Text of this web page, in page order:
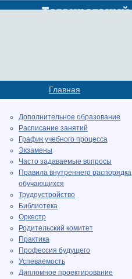
Главная
Дополнительное образование
Расписание занятий
График учебного процесса
Экзамены
Часто задаваемые вопросы
Правила внутреннего распорядка
обучающихся
Трудоустройство
Библиотека
Оркестр
Родительский комитет
Практика
Профессия будущего
Успеваемость
Дипломное проектирование